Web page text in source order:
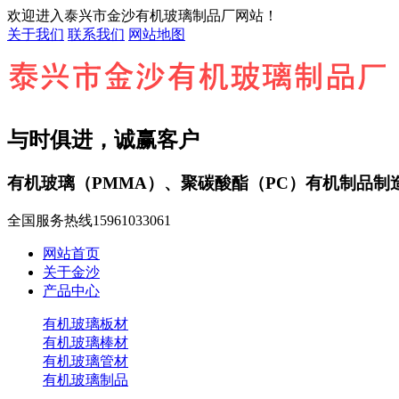
欢迎进入泰兴市金沙有机玻璃制品厂网站！
关于我们 联系我们 网站地图
与时俱进，诚赢客户
有机玻璃（PMMA）、聚碳酸酯（PC）有机制品制
全国服务热线15961033061
网站首页
关于金沙
产品中心
有机玻璃板材
有机玻璃棒材
有机玻璃管材
有机玻璃制品